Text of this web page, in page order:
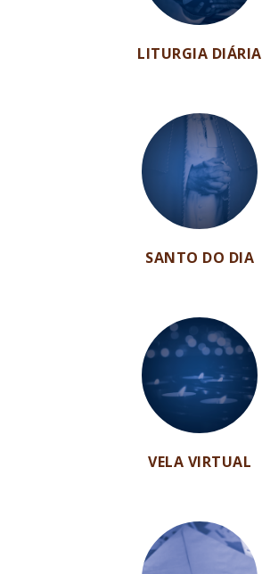
LITURGIA DIÁRIA
SANTO DO DIA
VELA VIRTUAL